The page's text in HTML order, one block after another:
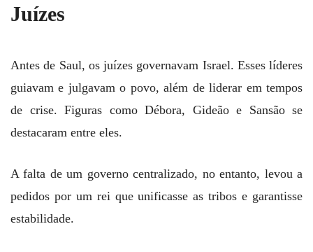
Juízes
Antes de Saul, os juízes governavam Israel. Esses líderes
guiavam e julgavam o povo, além de liderar em tempos
de crise. Figuras como Débora, Gideão e Sansão se
destacaram entre eles.
A falta de um governo centralizado, no entanto, levou a
pedidos por um rei que unificasse as tribos e garantisse
estabilidade.